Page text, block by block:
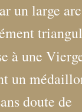
un large arc
à une
un
doute de